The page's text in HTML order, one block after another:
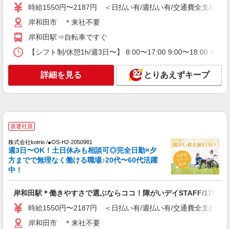
時給1550円〜2187円 ＜日払い有/週払い有/交
通費全支給(ガソリン代含む)＞
キープ 詳細を見る
時給1550円〜2187円 ＜日払い有/週払い有/交通費全支給(ガ
岸和田市 ＊来社不要
岸和田駅⇒自転車ですぐ
【シフト制/休憩1h/週3日〜】 8:00〜17:00 9:00〜18:00 等 ※
詳細を見る とりあえずキープ
派遣社員
株式会社kotrio /●OS-H2-2050981
週3日〜OK！土日休みも相談可◎完全日勤×夕
方までで無理なく働ける職場♪20代〜60代活躍
中！
岸和田駅＊働きやすさで選ぶならココ！障がいデイSTAFF/17時定
時給1550円〜2187円 ＜日払い有/週払い有/交通費全支給(ガ
岸和田市 ＊来社不要